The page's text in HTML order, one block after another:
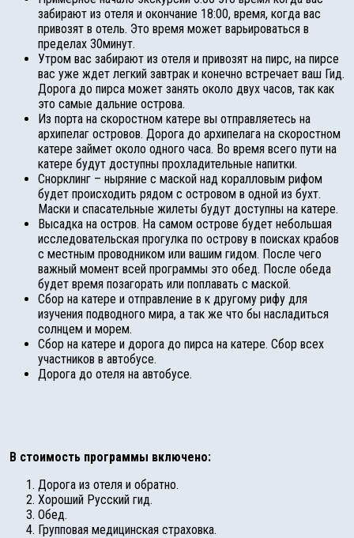
забирают из отеля и окончание 18:00, время, когда вас
привозят в отель. Это время может варьироваться в
пределах 30минут.
Утром вас забирают из отеля и привозят на пирс, на пирсе
вас уже ждет легкий завтрак и конечно встречает ваш Гид.
Дорога до пирса может занять около двух часов, так как
это самые дальние острова.
Из порта на скоростном катере вы отправляетесь на
архипелаг островов. Дорога до архипелага на скоростном
катере займет около одного часа. Во время всего пути на
катере будут доступны прохладительные напитки.
Снорклинг – ныряние с маской над коралловым рифом
будет происходить рядом с островом в одной из бухт.
Маски и спасательные жилеты будут доступны на катере.
Высадка на остров. На самом острове будет небольшая
исследовательская прогулка по острову в поисках крабов
с местным проводником или вашим гидом. После чего
важный момент всей программы это обед. После обеда
будет время позагорать или поплавать с маской.
Сбор на катере и отправление в к другому рифу для
изучения подводного мира, а так же что бы насладиться
солнцем и морем.
Сбор на катере и дорога до пирса на катере. Сбор всех
участников в автобусе.
Дорога до отеля на автобусе.
В стоимость программы включено:
Дорога из отеля и обратно.
Хороший Русский гид.
Обед.
Групповая медицинская страховка.